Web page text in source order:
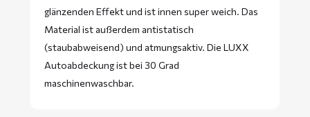
glänzenden Effekt und ist innen super weich. Das
Material ist außerdem antistatisch
(staubabweisend) und atmungsaktiv. Die LUXX
Autoabdeckung ist bei 30 Grad
maschinenwaschbar.